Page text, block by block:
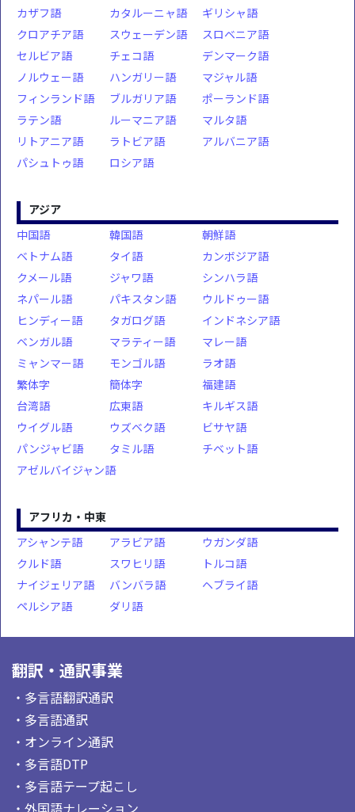
カザフ語
カタルーニャ語
ギリシャ語
クロアチア語
スウェーデン語
スロベニア語
セルビア語
チェコ語
デンマーク語
ノルウェー語
ハンガリー語
マジャル語
フィンランド語
ブルガリア語
ポーランド語
ラテン語
ルーマニア語
マルタ語
リトアニア語
ラトビア語
アルバニア語
パシュトゥ語
ロシア語
アジア
中国語
韓国語
朝鮮語
ベトナム語
タイ語
カンボジア語
クメール語
ジャワ語
シンハラ語
ネパール語
パキスタン語
ウルドゥー語
ヒンディー語
タガログ語
インドネシア語
ベンガル語
マラティー語
マレー語
ミャンマー語
モンゴル語
ラオ語
繁体字
簡体字
福建語
台湾語
広東語
キルギス語
ウイグル語
ウズベク語
ビサヤ語
パンジャビ語
タミル語
チベット語
アゼルバイジャン語
アフリカ・中東
アシャンテ語
アラビア語
ウガンダ語
クルド語
スワヒリ語
トルコ語
ナイジェリア語
バンバラ語
ヘブライ語
ペルシア語
ダリ語